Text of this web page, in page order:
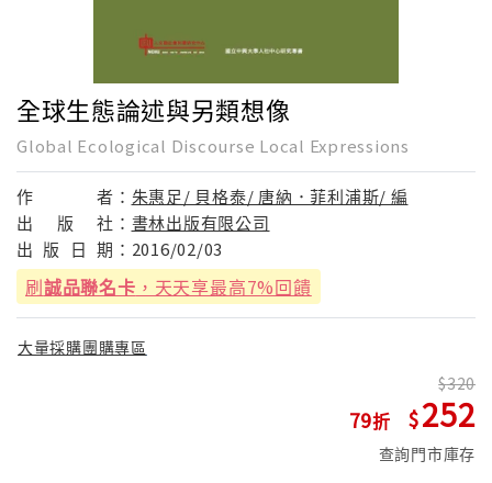
全球生態論述與另類想像
Global Ecological Discourse Local Expressions
作 者： 朱惠足/ 貝格泰/ 唐納．菲利浦斯/ 編
出
版 社： 書林出版有限公司
出 版 日 期： 2016/02/03
刷誠品聯名卡 ，天天享最高7%回饋
大量採購團購專區
79
320
252
查詢門市庫存